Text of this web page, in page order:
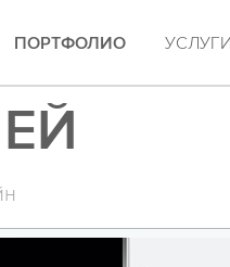
ПОРТФОЛИО